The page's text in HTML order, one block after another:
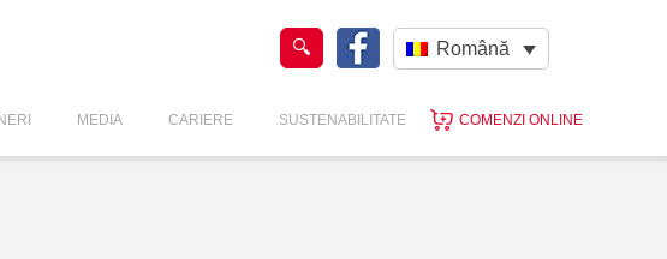
Română
MEDIA CARIERE SUSTENABILITATE COMENZI ONLINE